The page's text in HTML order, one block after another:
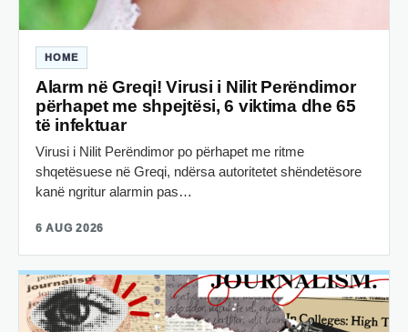
HOME
Alarm në Greqi! Virusi i Nilit Perëndimor
përhapet me shpejtësi, 6 viktima dhe 65
të infektuar
Virusi i Nilit Perëndimor po përhapet me ritme
shqetësuese në Greqi, ndërsa autoritetet shëndetësore
kanë ngritur alarmin pas…
6 AUG 2026